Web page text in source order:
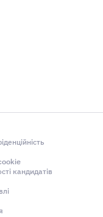
кандидатів